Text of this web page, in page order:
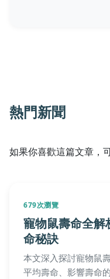
熱門新聞
如果你喜歡這篇文章，
679次瀏覽
寵物鼠壽命全
命秘訣
本文深入探討寵物鼠
平均壽命、影響壽命